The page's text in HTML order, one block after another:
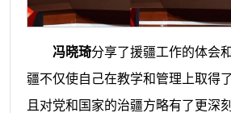
冯晓琦分享了援疆工作的体会
疆不仅使自己在教学和管理上取得
且对党和国家的治疆方略有了更深